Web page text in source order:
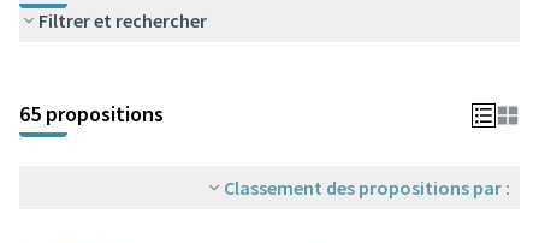
Filtrer et rechercher
+
−
65 propositions
Classement des propositions par :